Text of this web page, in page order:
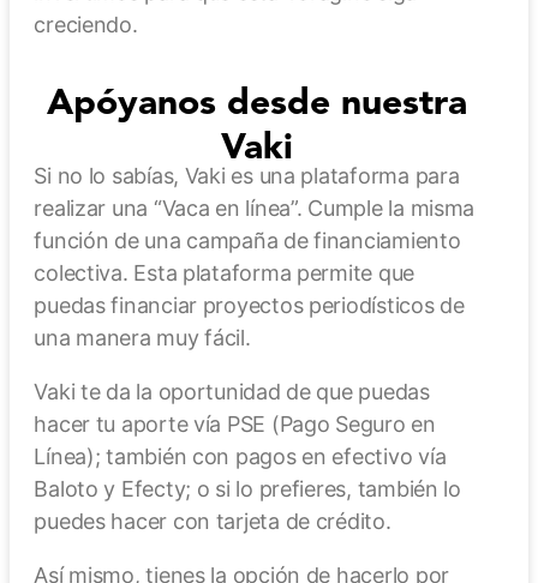
creciendo.
Apóyanos desde nuestra
Vaki
Si no lo sabías, Vaki es una plataforma para
realizar una “Vaca en línea”. Cumple la misma
función de una campaña de financiamiento
colectiva. Esta plataforma permite que
puedas financiar proyectos periodísticos de
una manera muy fácil.
Vaki te da la oportunidad de que puedas
hacer tu aporte vía PSE (Pago Seguro en
Línea); también con pagos en efectivo vía
Baloto y Efecty; o si lo prefieres, también lo
puedes hacer con tarjeta de crédito.
Así mismo, tienes la opción de hacerlo por